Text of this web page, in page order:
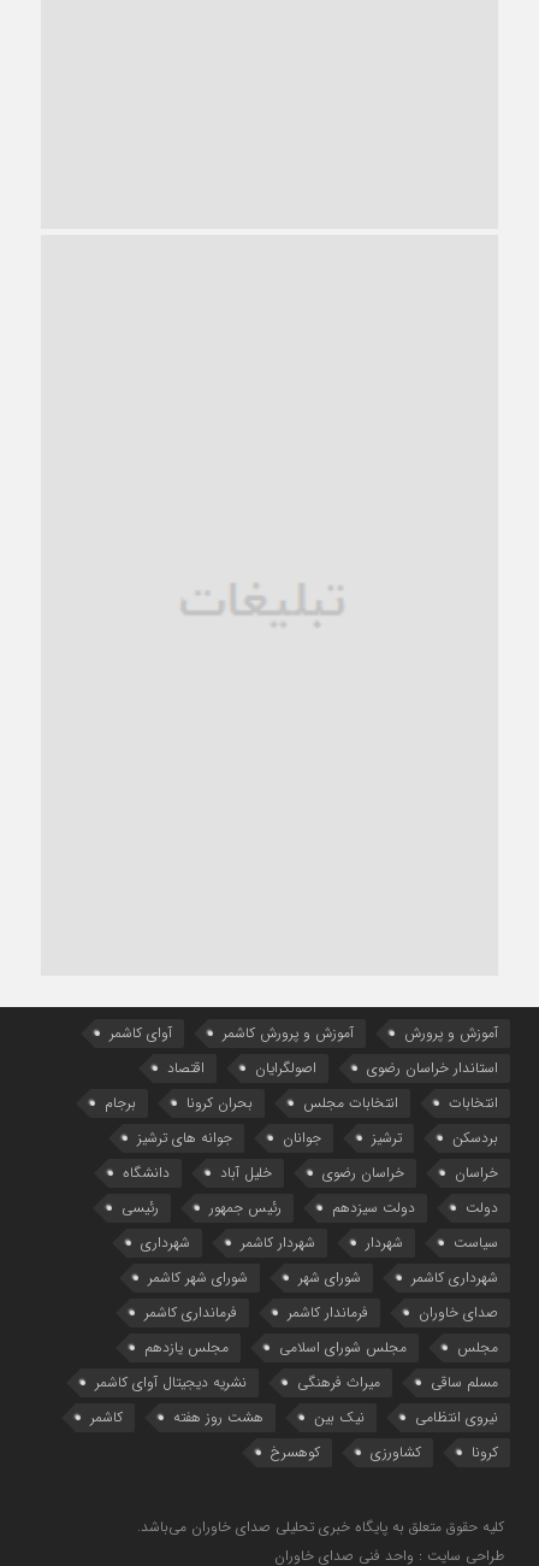
آموزش و پرورش آموزش و پرورش کاشمر
آوای کاشمر
استاندار خراسان رضوی
اصولگرایان
اقتصاد
انتخابات
انتخابات مجلس بحران کرونا
برجام
بردسکن
ترشیز جوانان
جوانه های ترشیز
خراسان
خراسان رضوی خلیل آباد
دانشگاه
دولت
دولت سیزدهم رئیس جمهور
رئیسی
سیاست
شهردار شهردار کاشمر
شهرداری
شهرداری کاشمر
شورای شهر
شورای شهر کاشمر
صدای خاوران
فرماندار کاشمر
فرمانداری کاشمر
مجلس
مجلس شورای اسلامی
مجلس یازدهم
مسلم ساقی
میراث فرهنگی
نشریه دیجیتال آوای کاشمر
نیروی انتظامی
نیک بین هشت روز هفته
کاشمر
کرونا
کشاورزی کوهسرخ
کلیه حقوق متعلق به پایگاه خبری تحلیلی صدای خاوران می‌باشد.
طراحی سایت : واحد فنی صدای خاوران